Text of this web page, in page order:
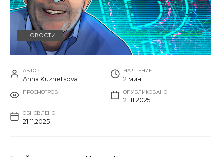
НОВОСТИ
АВТОР
Anna Kuznetsova
НА ЧТЕНИЕ
2 мин
ПРОСМОТРОВ
11
ОПУБЛИКОВАНО
21.11.2025
ОБНОВЛЕНО
21.11.2025